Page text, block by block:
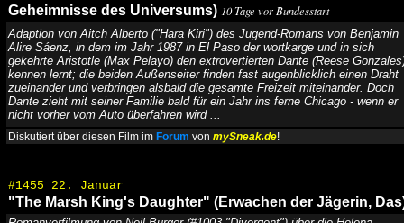
Geheimnisse des Universums) 10 Tage vor Bundesstart
Adaption von Aitch Alberto ("Hara Kiri") des Jugend-Romans von Benjamin
Alire Sáenz, in dem im Jahr 1987 in El Paso der wortkarge und in sich
gekehrte Aristotle (Max Pelayo) den extrovertierten Dante (Reese
kennen lernt; die beiden Außenseiter finden fast augenblicklich einen Draht
zueinander und verbringen alsbald die gesamte Freizeit miteinander. Doch
Dante zieht mit seiner Familie bald für ein Jahr ins ferne Chicago - wenn er
nicht vorher vom Auto überfahren wird ...
Diskutiert über diesen Film im Forum von mySneak.de!
#1455 22. Januar
"The Marsh King's Daughter" (Erwachen der Jägerin,